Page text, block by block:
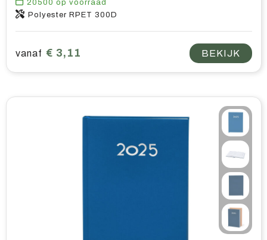
20500 op voorraad
Polyester RPET 300D
vanaf € 3,11 BEKIJK